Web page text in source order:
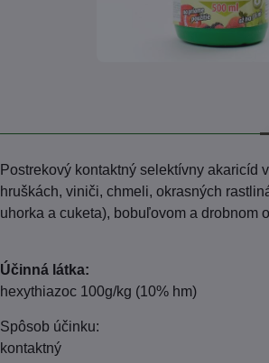
Postrekový kontaktný selektívny akaricíd
hruškách, viniči, chmeli, okrasných
uhorka a cuketa), bobuľovom a drobnom
Účinná látka:
hexythiazoc 100g/kg (10% hm)
Spôsob účinku:
kontaktný